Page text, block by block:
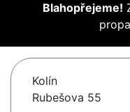
Blahopřejeme!
Kolín
Rubešova 55